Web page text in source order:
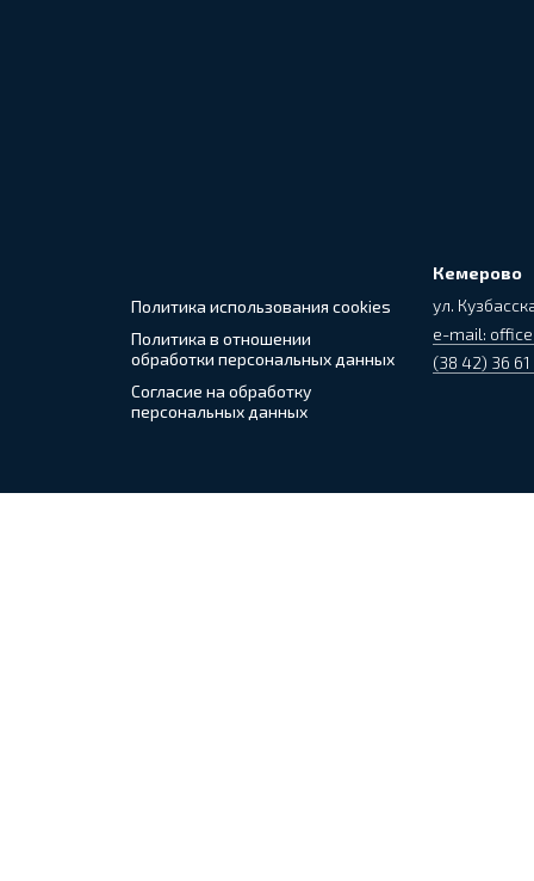
Политика использования cookies
Политика в отношении
обработки персональных данных
Согласие на обработку
персональных данных
Кемерово
ул.
e-mail:
(38 42) 36